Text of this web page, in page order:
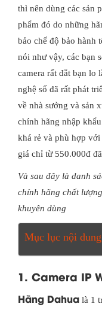
thì nên dùng các sản
phẩm đó do những
bảo chế độ bảo hành
nói như vậy, các bạn
camera rất đắt bạn lo
nghệ số đã rất phát
về nhà sưởng và sản
chính hãng nhập
khá rẻ và phù hợp
giá chỉ từ 550.000đ
Và sau đây là danh
chính hãng chất
khuyên dùng
Mục lục nội dung
1. Camera IP
Hãng Dahua là 1